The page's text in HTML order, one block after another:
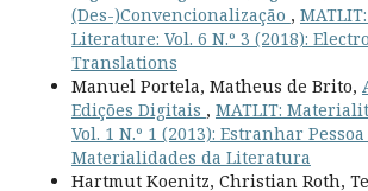
(Des-)Convencionalização ,
Literature: Vol. 6 N.º 3 (2018):
Translations
Manuel Portela, Matheus de Brito,
Edições Digitais , MATLIT:
Vol. 1 N.º 1 (2013): Estranhar
Materialidades da Literatura
Hartmut Koenitz, Christian Roth,